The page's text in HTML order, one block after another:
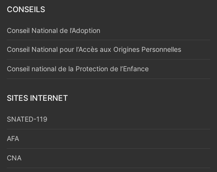
CONSEILS
Conseil National de l’Adoption
Conseil National pour l‘Accès aux Origines Personnelles
Conseil national de la Protection de l’Enfance
SITES INTERNET
SNATED-119
AFA
CNA